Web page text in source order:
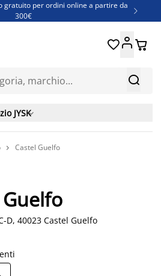
gratuito per ordini online a partire da
300€

| Oltre 1.500 articoli fino al 70%
piano di rimborso più adatto a te

 
JYSK
 Castel Guelfo
Guelfo
D, 40023 Castel Guelfo